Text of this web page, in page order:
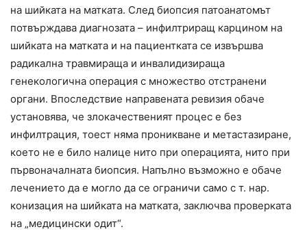
на шийката на матката. След биопсия патоанатомът
потвърждава диагнозата – инфилтриращ карцином на
шийката на матката и на пациентката се извършва
радикална травмираща и инвалидизираща
генекологична операция с множество отстранени
органи. Впоследствие направената ревизия обаче
установява, че злокачественият процес е без
инфилтрация, тоест няма проникване и метастазиране,
което не е било налице нито при операцията, нито при
първоначалната биопсия. Напълно възможно е обаче
лечението да е могло да се ограничи само с т. нар.
конизация на шийката на матката, заключва проверката
на „медицински одит“.